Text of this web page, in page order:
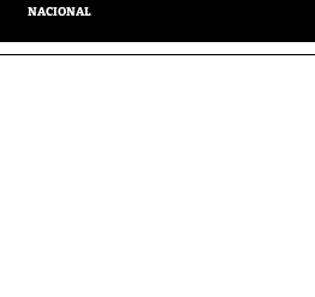
NACIONAL